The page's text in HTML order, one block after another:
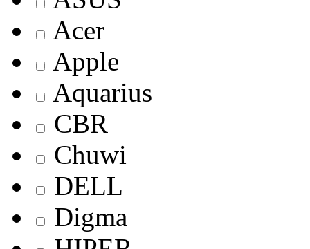
Acer
Apple
Aquarius
CBR
Chuwi
DELL
Digma